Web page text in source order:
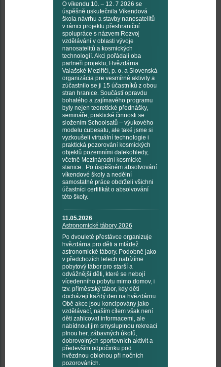
O víkendu 10. – 12. 7 2026 se
úspěšně uskutečnila Víkendová
škola návrhu a stavby nanosatelitů
v rámci projektu přeshraniční
spolupráce s názvem Rozvoj
vzdělávání v oblasti vývoje
nanosatelitů a kosmických
technologií. Akci pořádali oba
partneři projektu, Hvězdárna
Valašské Meziříčí, p. o. a Slovenská
organizácia pre vesmírné aktivity a
zúčastnilo se ji 15 účastníků z obou
stran hranice. Součástí opravdu
bohatého a zajímavého programu
byly nejen teoretické přednášky,
semináře, praktické činnosti se
složením Schoolsatů – výukového
modelu cubesatu, ale také jsme si
vyzkoušeli virtuální technologie i
praktická pozorování kosmických
objektů pozemními dalekohledy,
včetně Mezinárodní kosmické
stanice. Po úspěšném absolvování
víkendové školy a nedělní
samostatné práce obdrželi všichni
účastníci certifikát o absolvování
této školy.
11.05.2026
Astronomické tábory 2026
Po dvouleté přestávce organizuje
hvězdárna pro děti a mládež
astronomické tábory. Podobně jako
v předchozích letech nabízíme
pobytový tábor pro starší a
odvážnější děti, které se nebojí
vícedenního pobytu mimo domov, i
tzv. příměstský tábor, kdy děti
docházejí každý den na hvězdárnu.
Obě akce jsou koncipovány jako
vzdělávací, naším cílem však není
děti zahlcovat informacemi, ale
nabídnout jim smysluplnou rekreaci
plnou her, zábavných úkolů,
dobrovolných sportovních aktivit a
především odpočinku pod
hvězdnou oblohou při nočních
pozorováních.